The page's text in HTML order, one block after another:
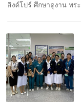
สิงค์โปร์ ศึกษาดูงาน พร